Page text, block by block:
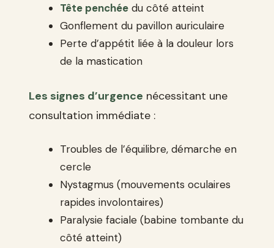
Tête penchée du côté atteint
Gonflement du pavillon auriculaire
Perte d’appétit liée à la douleur lors
de la mastication
Les signes d’urgence nécessitant une
consultation immédiate :
Troubles de l’équilibre, démarche en
cercle
Nystagmus (mouvements oculaires
rapides involontaires)
Paralysie faciale (babine tombante du
côté atteint)